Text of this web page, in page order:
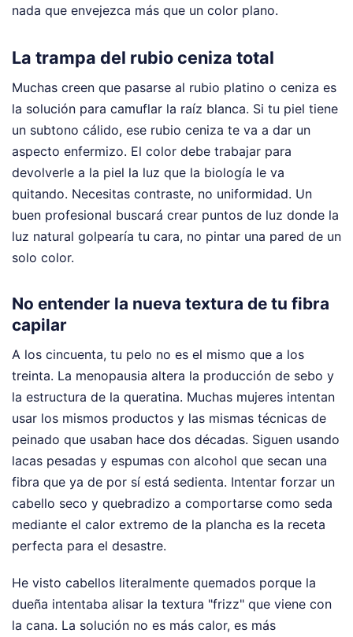
nada que envejezca más que un color plano.
La trampa del rubio ceniza total
Muchas creen que pasarse al rubio platino o ceniza es
la solución para camuflar la raíz blanca. Si tu piel tiene
un subtono cálido, ese rubio ceniza te va a dar un
aspecto enfermizo. El color debe trabajar para
devolverle a la piel la luz que la biología le va
quitando. Necesitas contraste, no uniformidad. Un
buen profesional buscará crear puntos de luz donde la
luz natural golpearía tu cara, no pintar una pared de un
solo color.
No entender la nueva textura de tu fibra
capilar
A los cincuenta, tu pelo no es el mismo que a los
treinta. La menopausia altera la producción de sebo y
la estructura de la queratina. Muchas mujeres intentan
usar los mismos productos y las mismas técnicas de
peinado que usaban hace dos décadas. Siguen usando
lacas pesadas y espumas con alcohol que secan una
fibra que ya de por sí está sedienta. Intentar forzar un
cabello seco y quebradizo a comportarse como seda
mediante el calor extremo de la plancha es la receta
perfecta para el desastre.
He visto cabellos literalmente quemados porque la
dueña intentaba alisar la textura "frizz" que viene con
la cana. La solución no es más calor, es más